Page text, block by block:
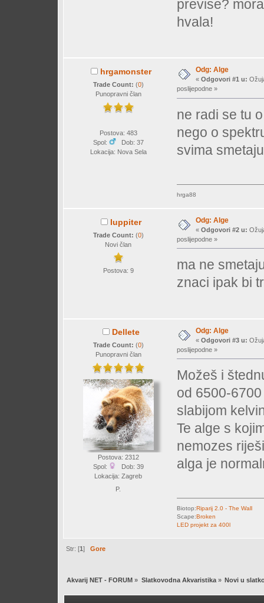
previse?
hvala!
hrgamonster
Trade Count: (0)
Punopravni član
Postova: 483
Spol:
Dob: 37
Lokacija: Nova Sela
Odg: Alge
« Odgovori #1 u:
poslijepodne »
ne radi se tu
nego o
svima
hrga88
Iuppiter
Trade Count: (0)
Novi član
Postova: 9
Odg: Alge
« Odgovori #2 u:
poslijepodne »
ma ne
znaci ipak bi
Dellete
Trade Count: (0)
Punopravni član
Postova: 2312
Spol:
Dob: 39
Lokacija: Zagreb
P.
Odg: Alge
« Odgovori #3 u:
poslijepodne »
Možeš i
od 6500-
slabijom
Te alge s
nemozes
alga je
Biotop:Riparij 2.0 - The Wall
Scape:Broken
LED projekt za 400l
Str: [1]Gore
Akvarij NET - FORUM » Slatkovodna Akvaristika» Novi u